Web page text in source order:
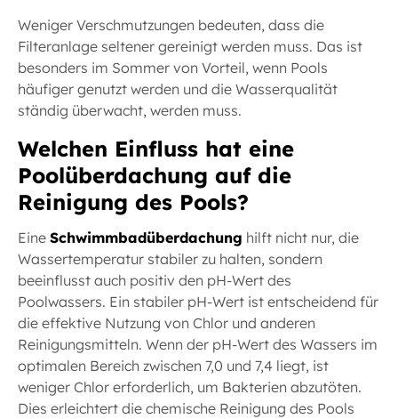
Weniger Verschmutzungen bedeuten, dass die
Filteranlage seltener gereinigt werden muss. Das ist
besonders im Sommer von Vorteil, wenn Pools
häufiger genutzt werden und die Wasserqualität
ständig überwacht, werden muss.
Welchen Einfluss hat eine
Poolüberdachung auf die
Reinigung des Pools?
Eine Schwimmbadüberdachung hilft nicht nur, die
Wassertemperatur stabiler zu halten, sondern
beeinflusst auch positiv den pH-Wert des
Poolwassers. Ein stabiler pH-Wert ist entscheidend für
die effektive Nutzung von Chlor und anderen
Reinigungsmitteln. Wenn der pH-Wert des Wassers im
optimalen Bereich zwischen 7,0 und 7,4 liegt, ist
weniger Chlor erforderlich, um Bakterien abzutöten.
Dies erleichtert die chemische Reinigung des Pools